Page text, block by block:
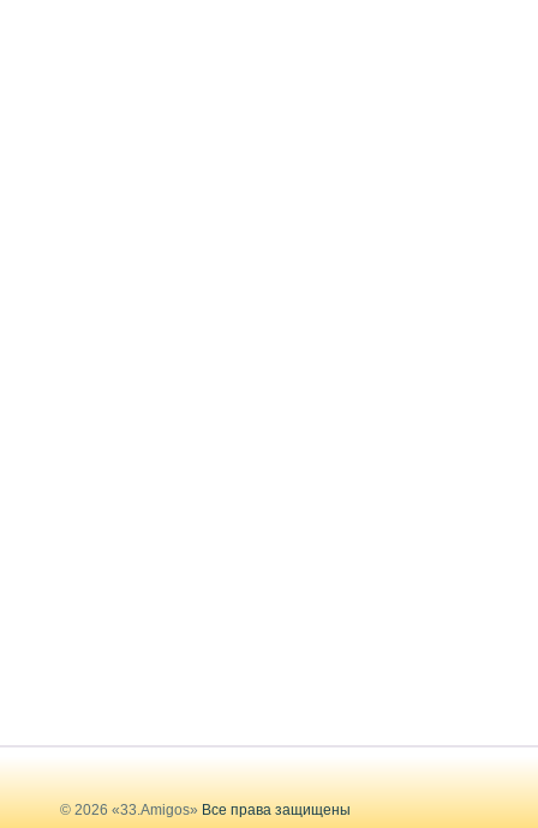
© 2026 «33.Amigos» Все права защищены